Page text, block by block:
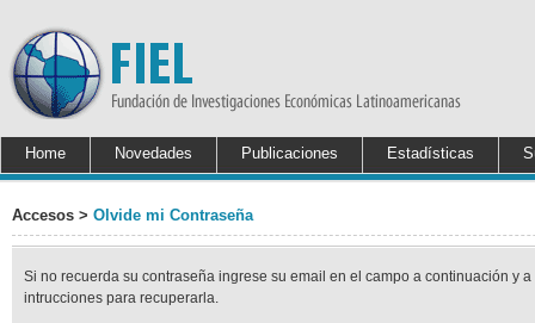
Home Novedades Publicaciones Estadísticas
Accesos > Olvide mi Contraseña
Si no recuerda su contraseña ingrese su email en el campo a continuación y
intrucciones para recuperarla.